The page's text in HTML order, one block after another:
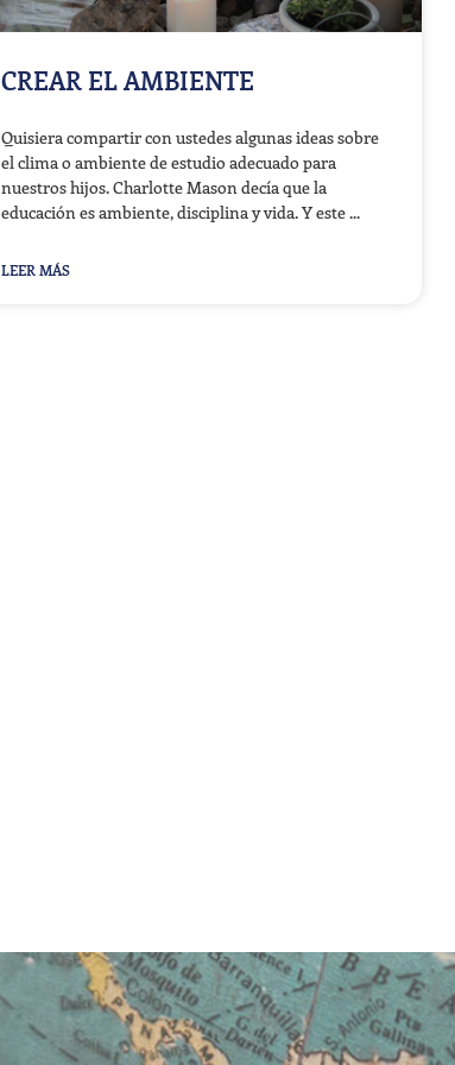
CREAR EL AMBIENTE
Quisiera compartir con ustedes algunas ideas sobre
el clima o ambiente de estudio adecuado para
nuestros hijos. Charlotte Mason decía que la
educación es ambiente, disciplina y vida. Y este
LEER MÁS